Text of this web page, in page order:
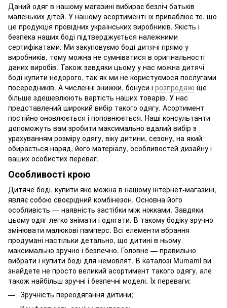
Даний одяг в нашому магазині вибирає безліч батьків
маленьких дітей. У нашому асортименті їх приваблює те, що
це продукція провідних українських виробників. Якість і
безпека наших боді підтверджується належними
сертифікатами. Ми закуповуємо бодi дитячі прямо у
виробників, тому можна не сумніватися в оригінальності
даних виробів. Також завдяки цьому у нас можна дитячі
боді купити недорого, так як ми не користуємося послугами
посередників. А численні знижки, бонуси і розпродажі ще
більше здешевлюють вартість наших товарів. У нас
представлений широкий вибір такого одягу. Асортимент
постійно оновлюється і поповнюється. Наші консультанти
допоможуть вам зробити максимально вдалий вибір з
урахуванням розміру одягу, віку дитини, сезону, на який
обирається наряд, його матеріалу, особливостей дизайну і
ваших особистих переваг.
Особливості крою
Дитяче боді, купити яке можна в нашому інтернет-магазині,
являє собою своєрідний комбінезон. Основна його
особливість — наявність застібки між ніжками. Завдяки
цьому одяг легко знімати і одягати. В такому бодіку зручно
змінювати малюкові памперс. Всі елементи вбрання
продумані настільки детально, що дитині в ньому
максимально зручно і безпечно. Головне — правильно
вибрати і купити боді для немовлят. В каталозі Mumami ви
знайдете не просто великий асортимент такого одягу, але
також найбільш зручні і безпечні моделі. Їх переваги:
Зручність переодягання дитини;